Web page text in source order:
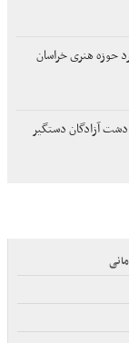
حوزه هنری خراسان
آزادگان دستگیر